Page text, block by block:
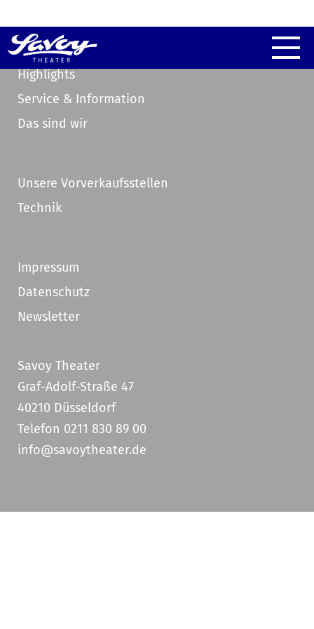
Highlights
Service & Information
Das sind wir
Unsere Vorverkaufsstellen
Technik
Impressum
Datenschutz
Newsletter
Savoy Theater
Graf-Adolf-Straße 47
40210 Düsseldorf
Telefon 0211 830 89 00
info@savoytheater.de